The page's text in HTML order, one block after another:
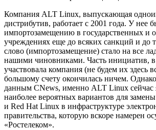
Компания ALT Linux, выпускающая
дистрибутив, работает с 2001 года. У нее
импортозамещению в государственных и
учреждениях еще до всяких санкций и до
слово (импортозамещение) стало на все
нашими чиновниками. Часть инициатив,
участвовала компания (не будем их здесь
большому счету окончилась ничем.
данным CNews, именно ALT Linux сейчас
наиболее вероятных вариантов для
и Red Hat Linux в инфраструктуре
правительства, которую вскоре намерен
«Ростелеком».